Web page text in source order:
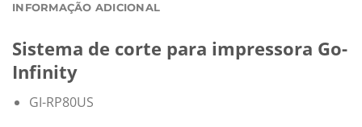
INFORMAÇÃO ADICIONAL
Sistema de corte para impressora Go-
Infinity
GI-RP80US